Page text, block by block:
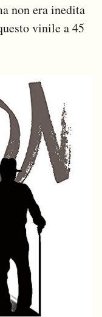
non era inedita
vinile a 45